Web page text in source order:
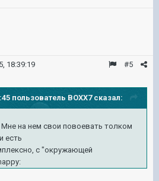
#5
18:39:19
пользователь BOXX7 сказал:
Мне на нем свои повоевать толком
есть
с "окружающей